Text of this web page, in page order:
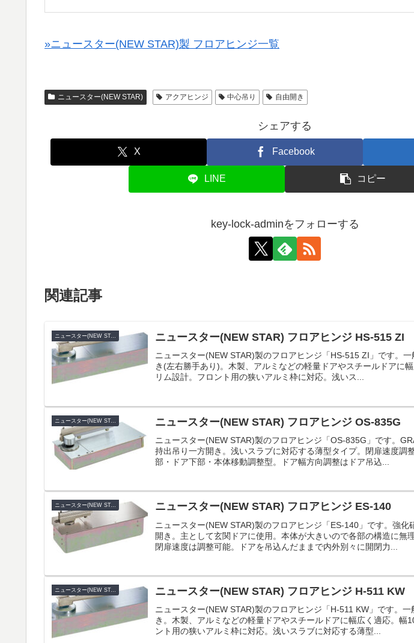
»ニュースター(NEW STAR)製 フロアヒンジ一覧
ニュースター(NEW STAR) アクアヒンジ 中心吊り 自由開き
シェアする
X Facebook
LINE コピー
key-lock-adminをフォローする
関連記事
ニュースター(NEW STAR) ニュースター(NEW STAR) フロアヒンジ HS-515 ZI
ニュースター(NEW STAR)製のフロアヒンジ「HS-515 ZI」です。
き(左右勝手あり)。木製、アルミなどの軽量ドアやスチールドアに
リム設計。フロント用の狭いアルミ枠に対応。浅いス...
ニュースター(NEW STAR) ニュースター(NEW STAR) フロアヒンジ OS-835G
ニュースター(NEW STAR)製のフロアヒンジ「OS-835G」です。
持出吊り一方開き。浅いスラブに対応する薄型タイプ。閉扉速度調
部・ドア下部・本体移動調整型。ドア幅方向調整はドア吊込...
ニュースター(NEW STAR) ニュースター(NEW STAR) フロアヒンジ ES-140
ニュースター(NEW STAR)製のフロアヒンジ「ES-140」です。強化
開き。主として玄関ドアに使用。本体が大きいので各部の構造に無
閉扉速度は調整可能。ドアを吊込んだままで内外別々に開閉力...
ニュースター(NEW STAR) ニュースター(NEW STAR) フロアヒンジ H-511 KW
ニュースター(NEW STAR)製のフロアヒンジ「H-511 KW」です。
き。木製、アルミなどの軽量ドアやスチールドアに幅広く適応。幅
ント用の狭いアルミ枠に対応。浅いスラブに対応する薄型...